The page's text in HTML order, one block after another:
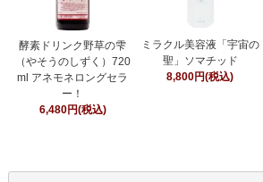
酵素ドリンク野草の雫
（やそうのしずく）720
ml アネモネロングセラ
ー！
6,480円(税込)
ミラクル美容液「宇宙の
聖」ソマチッド
8,800円(税込)